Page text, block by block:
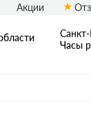
Часы
Акции